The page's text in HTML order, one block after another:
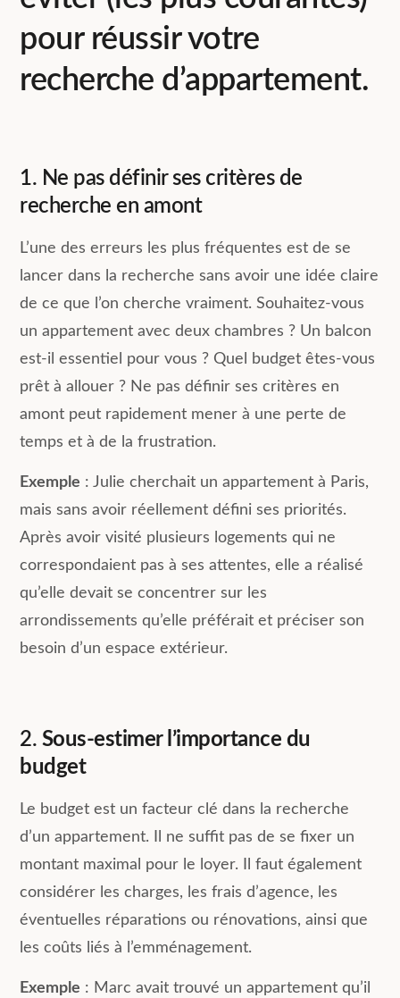
pour réussir votre
recherche d’appartement.
1. Ne pas définir ses critères de
recherche en amont
L’une des erreurs les plus fréquentes est de se
lancer dans la recherche sans avoir une idée claire
de ce que l’on cherche vraiment. Souhaitez-vous
un appartement avec deux chambres ? Un balcon
est-il essentiel pour vous ? Quel budget êtes-vous
prêt à allouer ? Ne pas définir ses critères en
amont peut rapidement mener à une perte de
temps et à de la frustration.
Exemple : Julie cherchait un appartement à Paris,
mais sans avoir réellement défini ses priorités.
Après avoir visité plusieurs logements qui ne
correspondaient pas à ses attentes, elle a réalisé
qu’elle devait se concentrer sur les
arrondissements qu’elle préférait et préciser son
besoin d’un espace extérieur.
2. Sous-estimer l’importance du
budget
Le budget est un facteur clé dans la recherche
d’un appartement. Il ne suffit pas de se fixer un
montant maximal pour le loyer. Il faut également
considérer les charges, les frais d’agence, les
éventuelles réparations ou rénovations, ainsi que
les coûts liés à l’emménagement.
Exemple : Marc avait trouvé un appartement qu’il